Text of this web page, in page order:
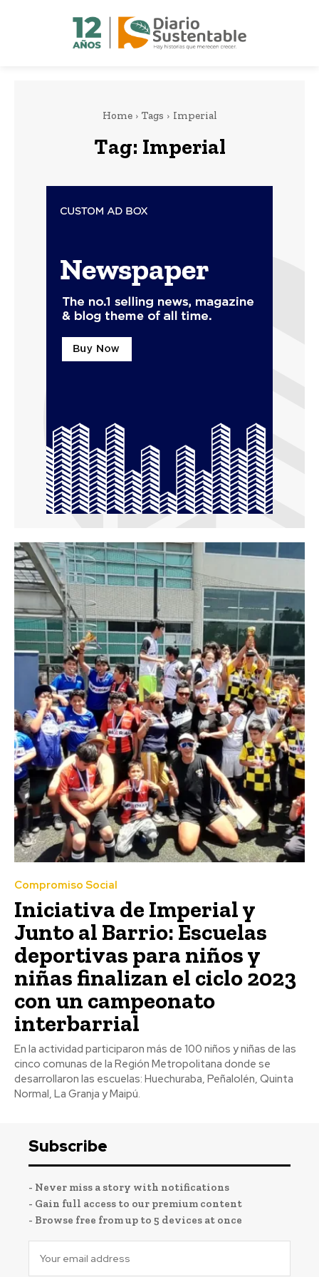
Home Tags Imperial
Tag: Imperial
Compromiso Social
Iniciativa de Imperial y
Junto al Barrio: Escuelas
deportivas para niños y
niñas finalizan el ciclo 2023
con un campeonato
interbarrial
En la actividad participaron más de 100 niños y niñas de las
cinco comunas de la Región Metropolitana donde se
desarrollaron las escuelas: Huechuraba, Peñalolén, Quinta
Normal, La Granja y Maipú.
Subscribe
- Never miss a story with notifications
- Gain full access to our premium content
- Browse free from up to 5 devices at once